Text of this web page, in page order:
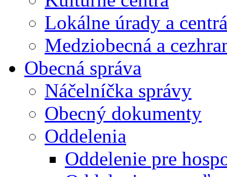
Lokálne úrady a centrá
Medziobecná a
Obecná správa
Náčelníčka správy
Obecný dokumenty
Oddelenia
Oddelenie pre